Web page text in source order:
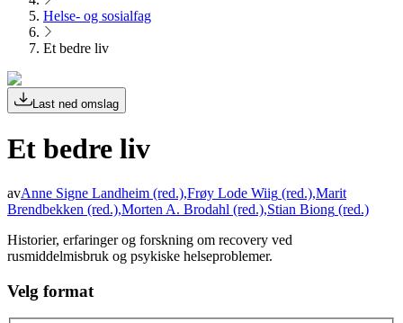
Helse- og sosialfag
Et bedre liv
Last ned omslag
Et bedre liv
avAnne Signe Landheim (red.),Frøy Lode Wiig (red.),Marit
Brendbekken (red.),Morten A. Brodahl (red.),Stian Biong (red.)
Historier, erfaringer og forskning om recovery ved
rusmiddelmisbruk og psykiske helseproblemer.
Velg format